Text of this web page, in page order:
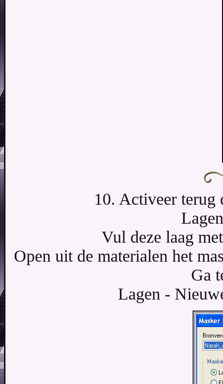
10. Activeer terug
Vul deze laag
Open uit de materialen het
Ga
Lagen -